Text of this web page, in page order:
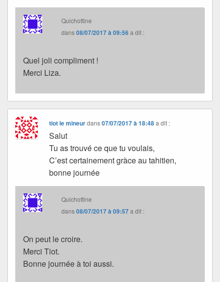
Quichottine
dans08/07/2017 à 09:56a dit :
Quel joli compliment !
Merci Liza.
tiot le mineurdans07/07/2017 à 18:48 a dit :
Salut
Tu as trouvé ce que tu voulais,
C’est certainement gràce au tahitien,
bonne journée
Quichottine
dans08/07/2017 à 09:57a dit :
On peut le croire.
Merci Tiot.
Bonne journée à toi aussi.